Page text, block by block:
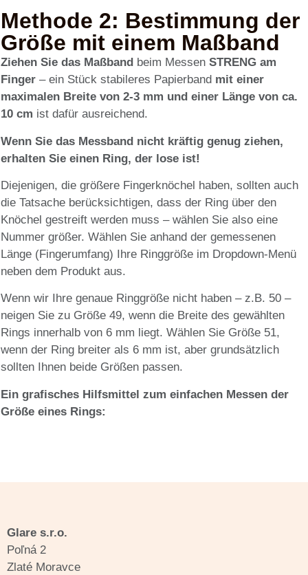
Methode 2: Bestimmung der
Größe mit einem Maßband
Ziehen Sie das Maßband beim Messen STRENG am
Finger – ein Stück stabileres Papierband mit einer
maximalen Breite von 2-3 mm und einer Länge von ca.
10 cm ist dafür ausreichend.
Wenn Sie das Messband nicht kräftig genug ziehen,
erhalten Sie einen Ring, der lose ist!
Diejenigen, die größere Fingerknöchel haben, sollten auch
die Tatsache berücksichtigen, dass der Ring über den
Knöchel gestreift werden muss – wählen Sie also eine
Nummer größer. Wählen Sie anhand der gemessenen
Länge (Fingerumfang) Ihre Ringgröße im Dropdown-Menü
neben dem Produkt aus.
Wenn wir Ihre genaue Ringgröße nicht haben – z.B. 50 –
neigen Sie zu Größe 49, wenn die Breite des gewählten
Rings innerhalb von 6 mm liegt. Wählen Sie Größe 51,
wenn der Ring breiter als 6 mm ist, aber grundsätzlich
sollten Ihnen beide Größen passen.
Ein grafisches Hilfsmittel zum einfachen Messen der
Größe eines Rings:
Glare s.r.o.
Poľná 2
Zlaté Moravce